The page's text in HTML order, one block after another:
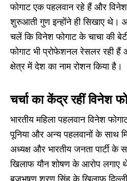
फोगाट एक पहलवान रहे हैं और
शुरुआती गुण इन्होंने ही सिखाए थे।
चलें कि विनेश फोगाट के चाचा की
फोगाट भी प्रोफेशनल रेसलर रही हैं
क्षेत्र में देश का नाम रोशन किया है।
चर्चा का केंद्र रहीं विनेश
भारतीय महिला पहलवान विनेश
पूनिया और अन्य पहलवानों के साथ
अध्यक्ष और भारतीय जनता पार्टी
खिलाफ यौन शोषण के आरोप लगाए